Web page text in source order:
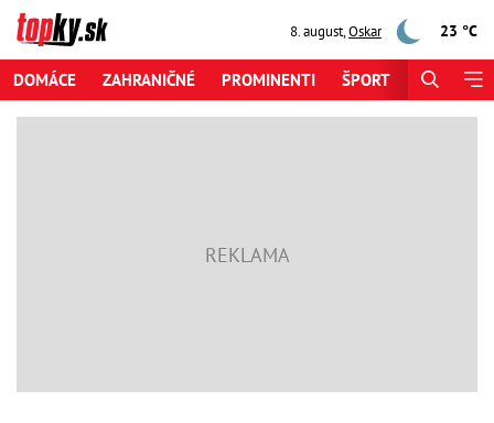
8. august,Oskar 23 °C
DOMÁCE ZAHRANIČNÉ PROMINENTI ŠPORT